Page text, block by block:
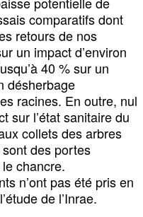
comparatifs dont
retours de nos
un impact d’environ
40 % sur un
désherbage
racines. En outre, nul
sur l’état sanitaire du
collets des arbres
des portes
chancre.
n’ont pas été pris en
de l’Inrae.